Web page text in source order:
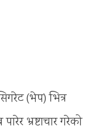
(भेप) भित्र
भ्रष्टाचार गरेको